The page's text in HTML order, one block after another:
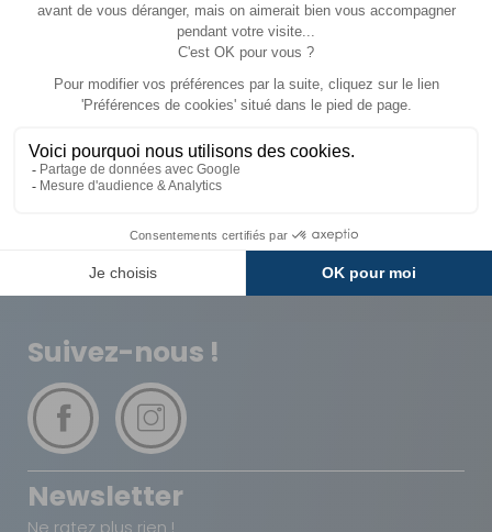
9,50 €
CHOISIR LE
MODÈLE
A partir de :
Livraison
Expédié sous 72h
Carte de fidélité
Paiement
Plusieurs fois
Suivez-nous !
Newsletter
Ne ratez plus rien !